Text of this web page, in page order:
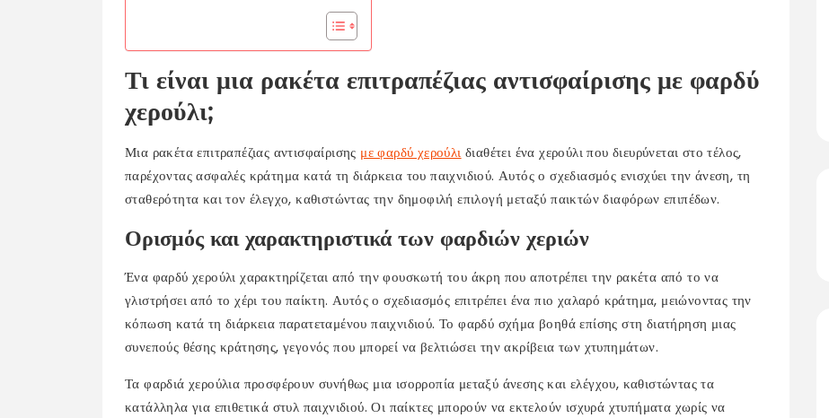
Τι είναι μια ρακέτα επιτραπέζιας αντισφαίρισης με φαρδύ
χερούλι;
Μια ρακέτα επιτραπέζιας αντισφαίρισης με φαρδύ χερούλι διαθέτει ένα χερούλι που διευρύνεται στο τέλος,
παρέχοντας ασφαλές κράτημα κατά τη διάρκεια του παιχνιδιού. Αυτός ο σχεδιασμός ενισχύει την άνεση, τη
σταθερότητα και τον έλεγχο, καθιστώντας την δημοφιλή επιλογή μεταξύ παικτών διαφόρων επιπέδων.
Ορισμός και χαρακτηριστικά των φαρδιών χεριών
Ένα φαρδύ χερούλι χαρακτηρίζεται από την φουσκωτή του άκρη που αποτρέπει την ρακέτα από το να
γλιστρήσει από το χέρι του παίκτη. Αυτός ο σχεδιασμός επιτρέπει ένα πιο χαλαρό κράτημα, μειώνοντας την
κόπωση κατά τη διάρκεια παρατεταμένου παιχνιδιού. Το φαρδύ σχήμα βοηθά επίσης στη διατήρηση μιας
συνεπούς θέσης κράτησης, γεγονός που μπορεί να βελτιώσει την ακρίβεια των χτυπημάτων.
Τα φαρδιά χερούλια προσφέρουν συνήθως μια ισορροπία μεταξύ άνεσης και ελέγχου, καθιστώντας τα
κατάλληλα για επιθετικά στυλ παιχνιδιού. Οι παίκτες μπορούν να εκτελούν ισχυρά χτυπήματα χωρίς να